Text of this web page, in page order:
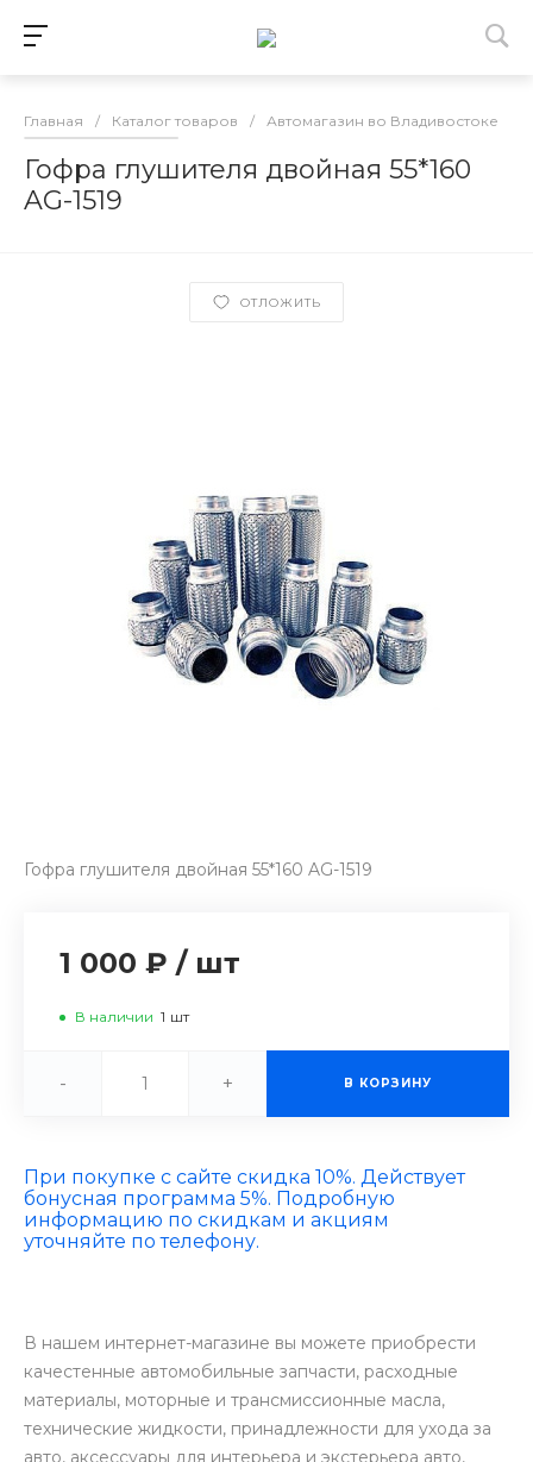
Главная / Каталог товаров / Автомагазин во Владивостоке
Гофра глушителя двойная 55*160
AG-1519
ОТЛОЖИТЬ
Гофра глушителя двойная 55*160 AG-1519
1 000 ₽ / шт
В наличии 1 шт
- + В КОРЗИНУ
При покупке с сайте скидка 10%. Действует
бонусная программа 5%. Подробную
информацию по скидкам и акциям
уточняйте по телефону.
В нашем интернет-магазине вы можете приобрести
качестенные автомобильные запчасти, расходные
материалы, моторные и трансмиссионные масла,
технические жидкости, принадлежности для ухода за
авто, аксессуары для интерьера и экстерьера авто,